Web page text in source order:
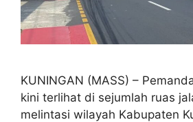
KUNINGAN (MASS) –
kini terlihat di sejumlah ruas
melintasi wilayah Kabupaten